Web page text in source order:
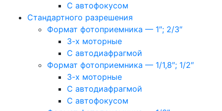
С автофокусом
Стандартного разрешения
Формат фотоприемника — 1″; 2/3″
3-х моторные
С автодиафрагмой
Формат фотоприемника — 1/1,8″; 1/2″
3-х моторные
С автодиафрагмой
С автофокусом